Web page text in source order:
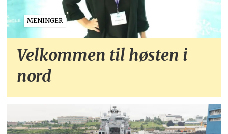
MENINGER
Velkommen til høsten i
nord